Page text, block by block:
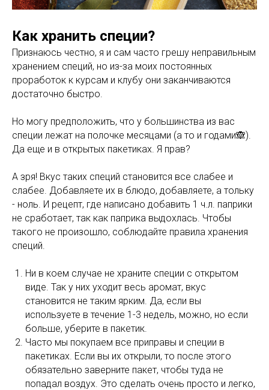
Как хранить специи?
Признаюсь честно, я и сам часто грешу неправильным
хранением специй, но из-за моих постоянных
проработок к курсам и клубу они заканчиваются
достаточно быстро.
Но могу предположить, что у большинства из вас
специи лежат на полочке месяцами (а то и годами🙈).
Да еще и в открытых пакетиках. Я прав?
А зря! Вкус таких специй становится все слабее и
слабее. Добавляете их в блюдо, добавляете, а тольку
- ноль. И рецепт, где написано добавить 1 ч.л. паприки
не сработает, так как паприка выдохлась. Чтобы
такого не произошло, соблюдайте правила хранения
специй.
Ни в коем случае не храните специи с открытом
виде. Так у них уходит весь аромат, вкус
становится не таким ярким. Да, если вы
используете в течение 1-3 недель, можно, но если
больше, уберите в пакетик.
Часто мы покупаем все приправы и специи в
пакетиках. Если вы их открыли, то после этого
обязательно заверните пакет, чтобы туда не
попадал воздух. Это сделать очень просто и легко,